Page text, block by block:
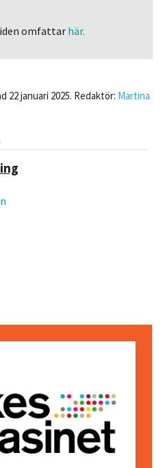
omfattarhär.
22 januari 2025. Redaktör: Martina